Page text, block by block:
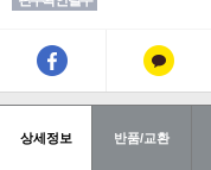
상세정보 반품/교환